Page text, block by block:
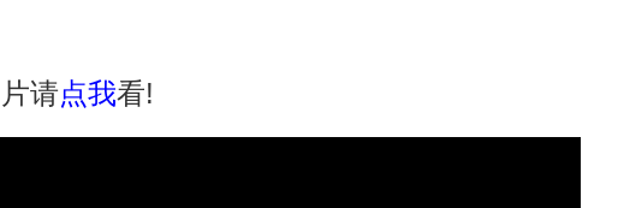
请点我看!